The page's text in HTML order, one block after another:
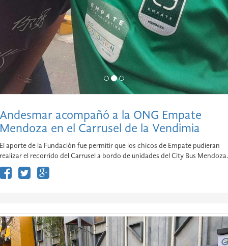
Andesmar acompañó a la ONG Empate
Mendoza en el Carrusel de la Vendimia
El aporte de la Fundación fue permitir que los chicos de Empate pudieran
realizar el recorrido del Carrusel a bordo de unidades del City Bus Mendoza.